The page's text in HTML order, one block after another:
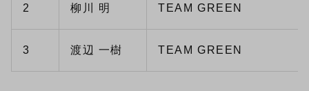
2 柳川 明 TEAM GREEN
3 渡辺 一樹 TEAM GREEN